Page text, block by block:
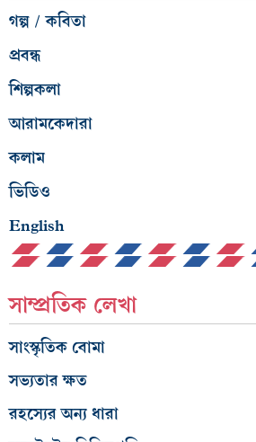
গল্প / কবিতা
প্রবন্ধ
শিল্পকলা
আরামকেদারা
কলাম
ভিডিও
English
সাম্প্রতিক লেখা
সাংস্কৃতিক বোমা
সভ্যতার ক্ষত
রহস্যের অন্য ধারা